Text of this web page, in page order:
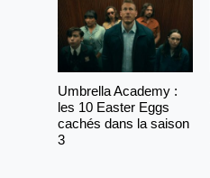
Umbrella Academy :
les 10 Easter Eggs
cachés dans la saison
3